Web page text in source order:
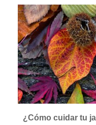
¿Cómo cuidar tu